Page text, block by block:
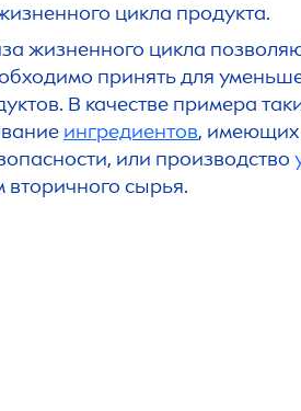
цикла продукта.
жизненного цикла
принять для
В качестве примера
ингредиентов, имеющих
или производство
вторичного сырья.